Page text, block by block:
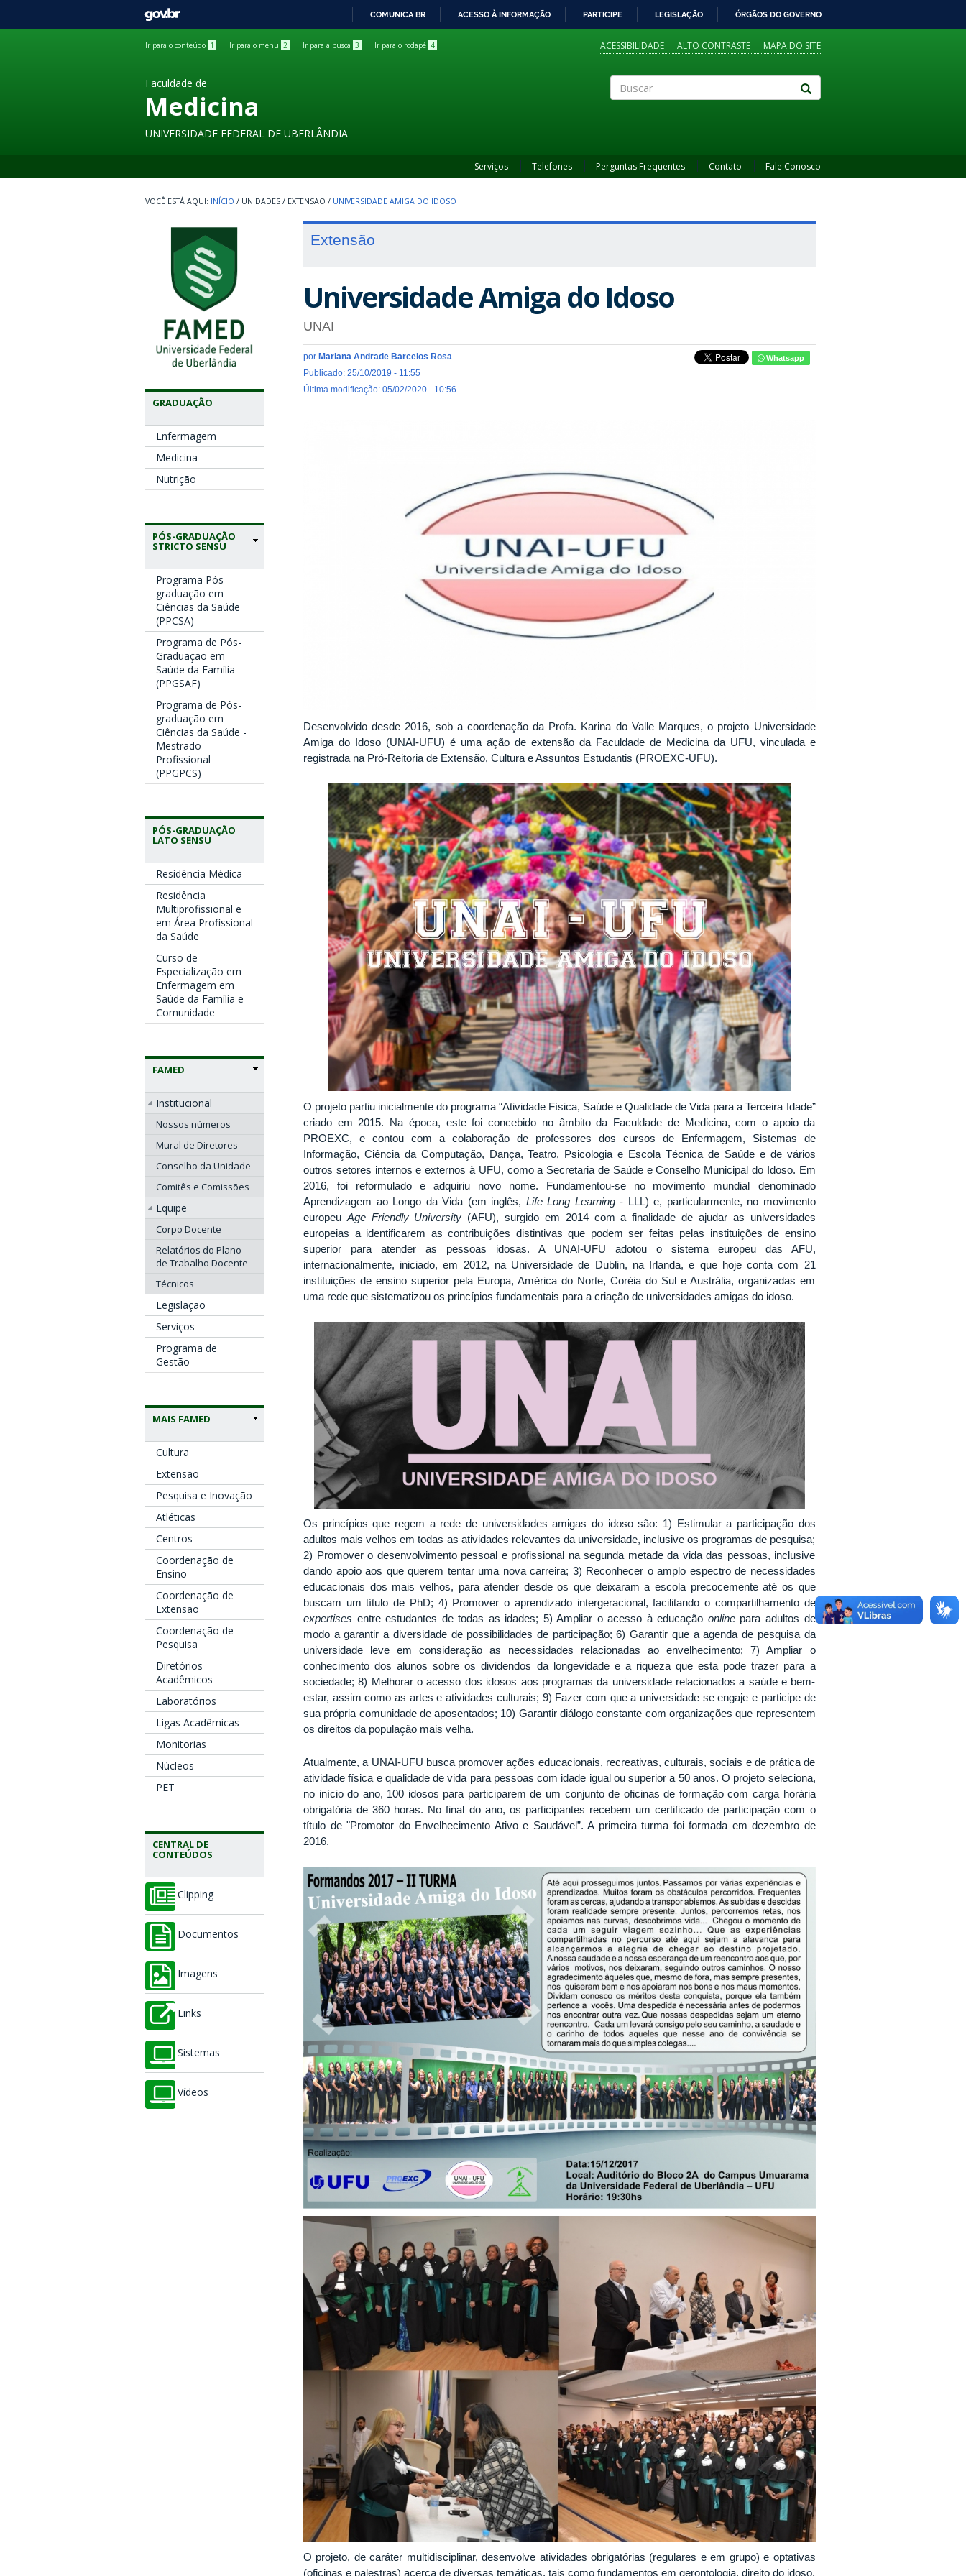
GOVBR
COMUNICA BR ACESSO À INFORMAÇÃO PARTICIPE LEGISLAÇÃO ÓRGÃOS DO GOVERNO
Ir para o conteúdo 1 Ir para o menu 2 Ir para a busca 3 Ir para o rodapé 4 ACESSIBILIDADE ALTO CONTRASTE MAPA DO SITE
Faculdade de
Medicina
UNIVERSIDADE FEDERAL DE UBERLÂNDIA
Serviços Telefones Perguntas Frequentes Contato Fale Conosco
INÍCIO / UNIDADES / EXTENSAO / UNIVERSIDADE AMIGA DO IDOSO
GRADUAÇÃO
Enfermagem
Medicina
Nutrição
PÓS-GRADUAÇÃO
STRICTO SENSU
Programa Pós-
graduação em
Ciências da Saúde
(PPCSA)
Programa de Pós-
Graduação em
Saúde da Família
(PPGSAF)
Programa de Pós-
graduação em
Ciências da Saúde -
Mestrado
Profissional
(PPGPCS)
PÓS-GRADUAÇÃO
LATO SENSU
Residência Médica
Residência
Multiprofissional e
em Área Profissional
da Saúde
Curso de
Especialização em
Enfermagem em
Saúde da Família e
Comunidade
FAMED
Institucional
Nossos números
Mural de Diretores
Conselho da Unidade
Comitês e Comissões
Equipe
Corpo Docente
Relatórios do Plano
de Trabalho Docente
Técnicos
Legislação
Serviços
Programa de
Gestão
MAIS FAMED
Cultura
Extensão
Pesquisa e Inovação
Atléticas
Centros
Coordenação de
Ensino
Coordenação de
Extensão
Coordenação de
Pesquisa
Diretórios
Acadêmicos
Laboratórios
Ligas Acadêmicas
Monitorias
Núcleos
PET
CENTRAL DE
CONTEÚDOS
Clipping
Documentos
Imagens
Links
Sistemas
Vídeos
Extensão
Universidade Amiga do Idoso
UNAI
por Mariana Andrade Barcelos Rosa
Publicado: 25/10/2019 - 11:55
Última modificação: 05/02/2020 - 10:56
Whatsapp
Desenvolvido desde 2016, sob a coordenação da Profa. Karina do Valle Marques, o projeto Universidade
Amiga do Idoso (UNAI-UFU) é uma ação de extensão da Faculdade de Medicina da UFU, vinculada e
registrada na Pró-Reitoria de Extensão, Cultura e Assuntos Estudantis (PROEXC-UFU).
O projeto partiu inicialmente do programa “Atividade Física, Saúde e Qualidade de Vida para a Terceira Idade”
criado em 2015. Na época, este foi concebido no âmbito da Faculdade de Medicina, com o apoio da
PROEXC, e contou com a colaboração de professores dos cursos de Enfermagem, Sistemas de
Informação, Ciência da Computação, Dança, Teatro, Psicologia e Escola Técnica de Saúde e de vários
outros setores internos e externos à UFU, como a Secretaria de Saúde e Conselho Municipal do Idoso. Em
2016, foi reformulado e adquiriu novo nome. Fundamentou-se no
movimento mundial denominado
Aprendizagem ao Longo da Vida (em inglês, Life Long Learning- LLL) e, particularmente, no movimento
europeu Age Friendly University (AFU), surgido em 2014 com a finalidade de ajudar as universidades
europeias a identificarem as contribuições distintivas que podem ser feitas pelas instituições de ensino
superior para atender as pessoas idosas. A UNAI-UFU adotou o sistema europeu das AFU,
internacionalmente, iniciado, em 2012, na Universidade de Dublin, na Irlanda, e que hoje conta com 21
instituições de ensino superior pela Europa, América do Norte, Coréia do Sul e Austrália, organizadas em
uma rede que sistematizou os princípios fundamentais para a criação de universidades amigas do idoso.
Os princípios que regem a rede de universidades amigas do idoso são: 1) Estimular a participação dos
adultos mais velhos em todas as atividades relevantes da universidade, inclusive os programas de pesquisa;
2) Promover o desenvolvimento pessoal e profissional na segunda metade da vida das pessoas, inclusive
dando apoio aos que querem tentar uma nova carreira; 3) Reconhecer o amplo espectro de necessidades
educacionais dos mais velhos, para atender desde os que deixaram a escola precocemente até os que
buscam um título de PhD; 4) Promover o aprendizado intergeracional, facilitando o compartilhamento de
expertises entre estudantes de todas as idades; 5) Ampliar o acesso à educação onlinepara adultos de
modo a garantir a diversidade de possibilidades de participação; 6) Garantir que a agenda de pesquisa da
universidade leve em consideração as necessidades relacionadas ao envelhecimento; 7) Ampliar o
conhecimento dos alunos sobre os dividendos da longevidade e a riqueza que esta pode trazer para a
sociedade; 8) Melhorar o acesso dos idosos aos programas da universidade relacionados a saúde e bem-
estar, assim como as artes e atividades culturais; 9) Fazer com que a universidade se engaje e participe de
sua própria comunidade de aposentados; 10) Garantir diálogo constante com organizações que representem
os direitos da população mais velha.
Atualmente, a UNAI-UFU busca promover ações educacionais, recreativas, culturais, sociais e de prática de
atividade física e qualidade de vida para pessoas com idade igual ou superior a 50 anos. O projeto seleciona,
no início do ano, 100 idosos para participarem de um conjunto de oficinas de formação com carga horária
obrigatória de 360 horas. No final do ano, os participantes recebem um certificado de participação com o
título de "Promotor do Envelhecimento Ativo e Saudável”. A primeira turma foi formada em dezembro de
2016.
O projeto, de caráter multidisciplinar, desenvolve atividades obrigatórias (regulares e em grupo) e optativas
(oficinas e palestras) acerca de diversas temáticas, tais como fundamentos em gerontologia, direito do idoso,